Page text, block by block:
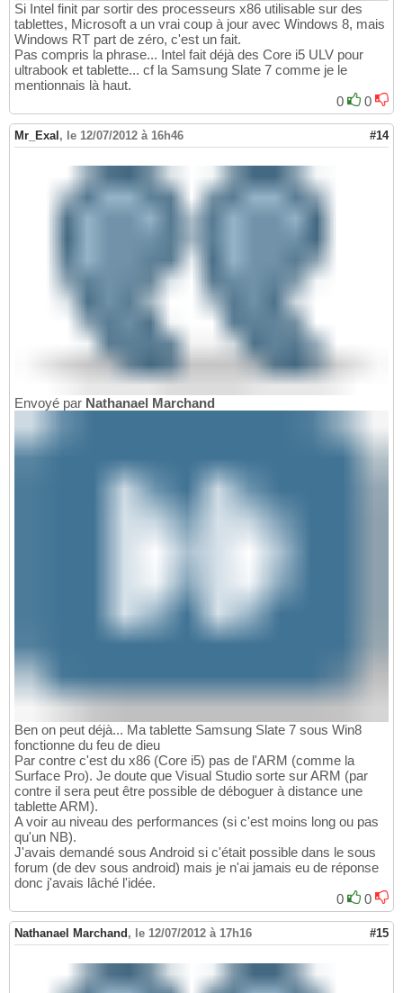
Si Intel finit par sortir des processeurs x86 utilisable sur des
tablettes, Microsoft a un vrai coup à jour avec Windows 8, mais
Windows RT part de zéro, c'est un fait.
Pas compris la phrase... Intel fait déjà des Core i5 ULV pour
ultrabook et tablette... cf la Samsung Slate 7 comme je le
mentionnais là haut.
0
0
Mr_Exal , le 12/07/2012 à 16h46 #14
Envoyé par Nathanael Marchand
Ben on peut déjà... Ma tablette Samsung Slate 7 sous Win8
fonctionne du feu de dieu
Par contre c'est du x86 (Core i5) pas de l'ARM (comme la
Surface Pro). Je doute que Visual Studio sorte sur ARM (par
contre il sera peut être possible de déboguer à distance une
tablette ARM).
A voir au niveau des performances (si c'est moins long ou pas
qu'un NB).
J'avais demandé sous Android si c'était possible dans le sous
forum (de dev sous android) mais je n'ai jamais eu de réponse
donc j'avais lâché l'idée.
0
0
Nathanael Marchand , le 12/07/2012 à 17h16 #15